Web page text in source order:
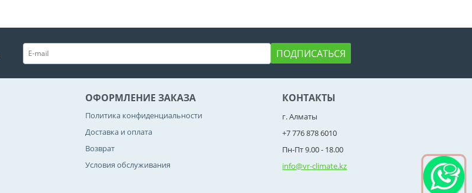
ПОДПИСАТЬСЯ
ОФОРМЛЕНИЕ ЗАКАЗА
Политика конфиденциальности
Доставка и оплата
Возврат
Условия обслуживания
КОНТАКТЫ
г. Алматы
+7 776 878 6010
Пн-Пт 9.00 - 18.00
info@vr-climate.kz